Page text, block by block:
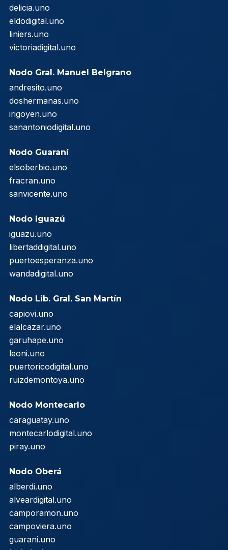
delicia.uno
eldodigital.uno
liniers.uno
victoriadigital.uno
Nodo Gral. Manuel Belgrano
andresito.uno
doshermanas.uno
irigoyen.uno
sanantoniodigital.uno
Nodo Guaraní
elsoberbio.uno
fracran.uno
sanvicente.uno
Nodo Iguazú
iguazu.uno
libertaddigital.uno
puertoesperanza.uno
wandadigital.uno
Nodo Lib. Gral. San Martín
capiovi.uno
elalcazar.uno
garuhape.uno
leoni.uno
puertoricodigital.uno
ruizdemontoya.uno
Nodo Montecarlo
caraguatay.uno
montecarlodigital.uno
piray.uno
Nodo Oberá
alberdi.uno
alveardigital.uno
camporamon.uno
campoviera.uno
guarani.uno